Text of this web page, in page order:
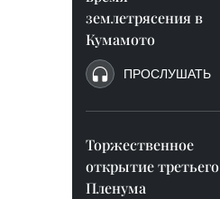
землетрясения в
Кумамото
ПРОСЛУШАТЬ
Торжественное
открытие третьего
Пленума